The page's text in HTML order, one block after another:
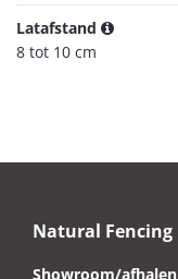
Latafstand
8 tot 10 cm
Natural Fencing
Showroom/afhalen